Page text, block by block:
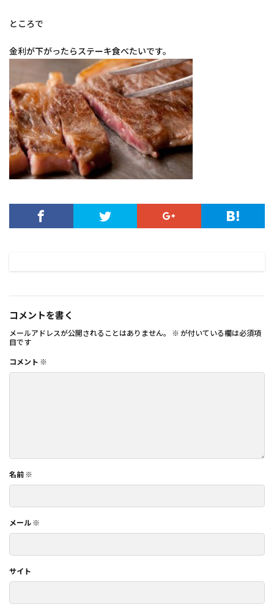
ところで
金利が下がったらステーキ食べたいです。
コメントを書く
メールアドレスが公開されることはありません。 ※ が付いている欄は必須項
目です
コメント ※
名前 ※
メール ※
サイト